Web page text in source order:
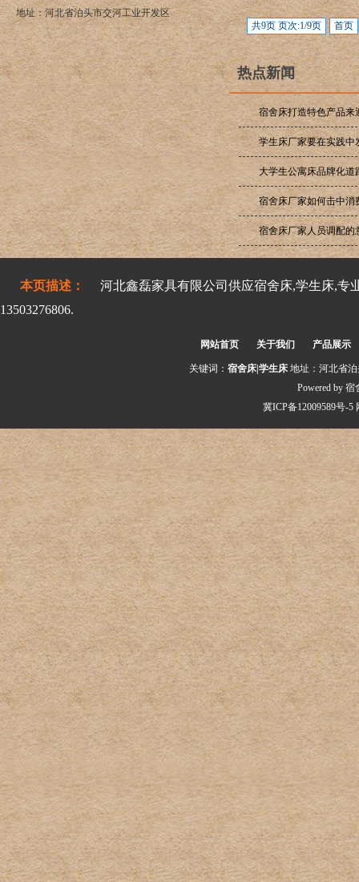
地址：河北省泊头市交河工业开发区
共9页 页次:1/9页 首页
热点新闻
宿舍床打造特色产品来
学生床厂家要在实践中
大学生公寓床品牌化道
宿舍床厂家如何击中消
宿舍床厂家人员调配的
本页描述：
河北鑫磊家具有限公司供应宿舍床,学生床,专
13503276806.
网站首页 关于我们 产品展示
关键词： 宿舍床|学生床地址：河北省泊
Powered by 宿
冀ICP备12009589号-5